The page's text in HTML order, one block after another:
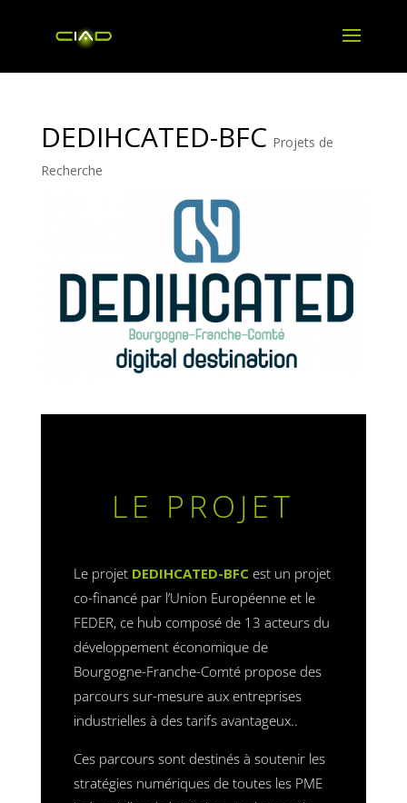
DEDIHCATED-BFC Projets de
Recherche
LE PROJET
Le projet DEDIHCATED-BFCest un projet
co-financé par l’Union Européenne et le
FEDER, ce hub composé de 13 acteurs du
développement économique de
Bourgogne-Franche-Comté propose des
parcours sur-mesure aux entreprises
industrielles à des tarifs avantageux..
Ces parcours sont destinés à soutenir les
stratégies numériques de toutes les PME